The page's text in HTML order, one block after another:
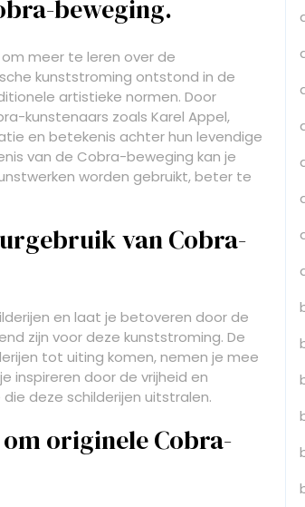
beweging.
meer te leren over de
kunststroming ontstond in de
artistieke normen. Door
kunstenaars zoals Karel Appel,
en betekenis achter hun levendige
van de Cobra-beweging kan je
worden gebruikt, beter te
van Cobra-
en laat je betoveren door de
zijn voor deze kunststroming. De
tot uiting komen, nemen je mee
inspireren door de vrijheid en
deze schilderijen uitstralen.
originele Cobra-